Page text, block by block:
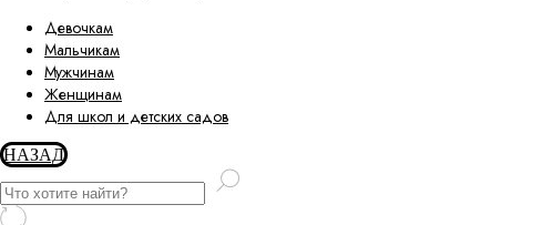
Девочкам
Мальчикам
Мужчинам
Женщинам
Для школ и детских садов
НАЗАД